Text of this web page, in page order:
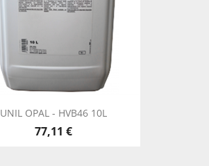
UNIL OPAL - HVB46 10L
77,11 €